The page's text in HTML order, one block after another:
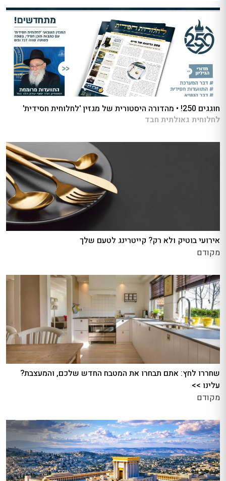
חוגגים 250! • מהדורה היסטורית של מגזין 'לחלוחית חסידית'
לחלוחית גאולתית חבד
אירועי בוטיק ולא רק? קייטרינג לטעם שלך
מקודם
שחררו לחץ: אתם תבחרו את המטבח החדש שלכם, והמעצבת?
עלינו >>
מקודם